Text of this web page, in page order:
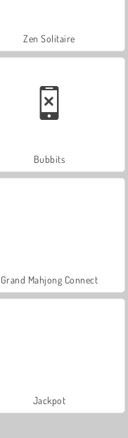
Zen Solitaire
Bubbits
Grand Mahjong Connect
Jackpot